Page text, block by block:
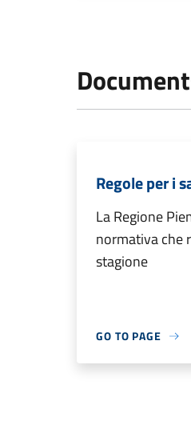
Regole per i
La Regione
normativa che
stagione
GO TO PAGE